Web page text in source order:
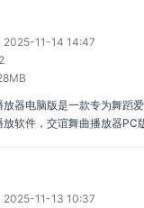
2025-11-14 14:47
放器电脑版是一款专为舞蹈
放软件，交谊舞曲播放器PC
2025-11-13 10:37